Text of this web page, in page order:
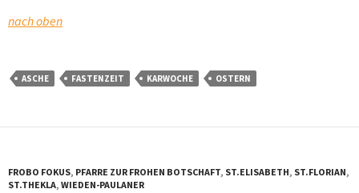
nach oben
ASCHE FASTENZEIT KARWOCHE OSTERN
FROBO FOKUS, PFARRE ZUR FROHEN BOTSCHAFT, ST.ELISABETH, ST.FLORIAN,
ST.THEKLA, WIEDEN-PAULANER